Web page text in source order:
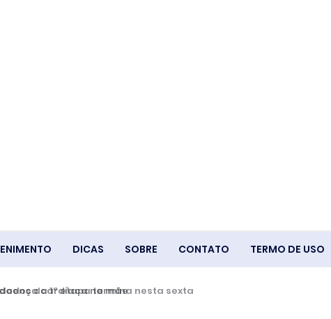
DICAS SOBRE CONTATO TERMO DE USO
cardíaca na mãe